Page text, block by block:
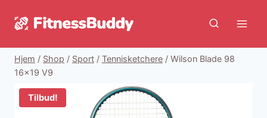
Hjem / Shop / Sport / Tennisketchere / Wilson Blade 98
16×19 V9
Tilbud!